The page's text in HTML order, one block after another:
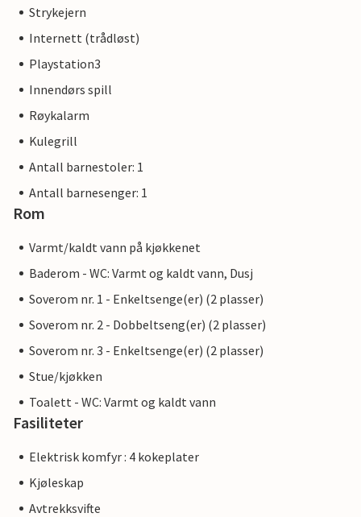
Strykejern
Internett (trådløst)
Playstation3
Innendørs spill
Røykalarm
Kulegrill
Antall barnestoler: 1
Antall barnesenger: 1
Rom
Varmt/kaldt vann på kjøkkenet
Baderom - WC: Varmt og kaldt vann, Dusj
Soverom nr. 1 - Enkeltsenge(er) (2 plasser)
Soverom nr. 2 - Dobbeltseng(er) (2 plasser)
Soverom nr. 3 - Enkeltsenge(er) (2 plasser)
Stue/kjøkken
Toalett - WC: Varmt og kaldt vann
Fasiliteter
Elektrisk komfyr : 4 kokeplater
Kjøleskap
Avtrekksvifte